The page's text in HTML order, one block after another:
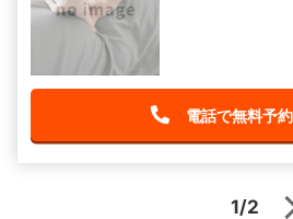
電話で無料予
1/2